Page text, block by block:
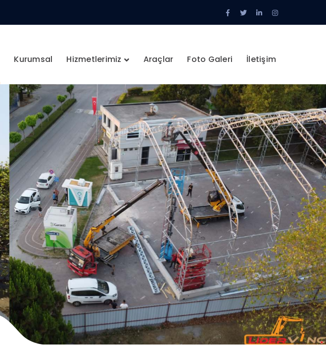
Facebook
Profile
Twitter
Profile
LinkedIn
Profile
Instagram
Profile
Kurumsal Hizmetlerimiz Araçlar Foto Galeri İletişim